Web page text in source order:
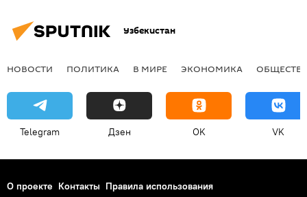
Узбекистан
НОВОСТИ ПОЛИТИКА В МИРЕ ЭКОНОМИКА
Telegram Дзен OK VK
О проекте Контакты Правила использования